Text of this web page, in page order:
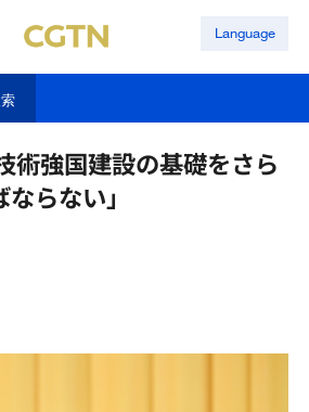
Language
術強国建設の基礎をさら
らない」